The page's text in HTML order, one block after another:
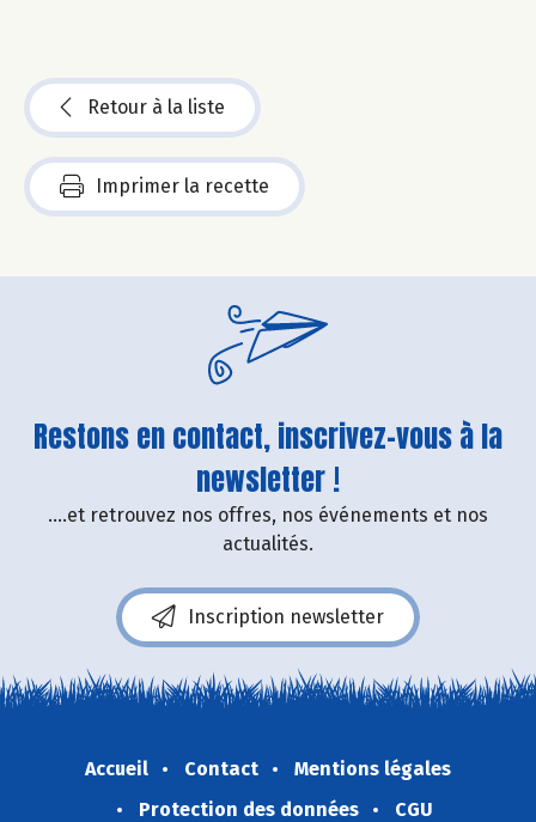
Retour à la liste
Imprimer la recette
Restons en contact, inscrivez-vous à la
newsletter !
....et retrouvez nos offres, nos événements et nos
actualités.
Inscription newsletter
Accueil Contact
Mentions légales
Protection des données
CGU